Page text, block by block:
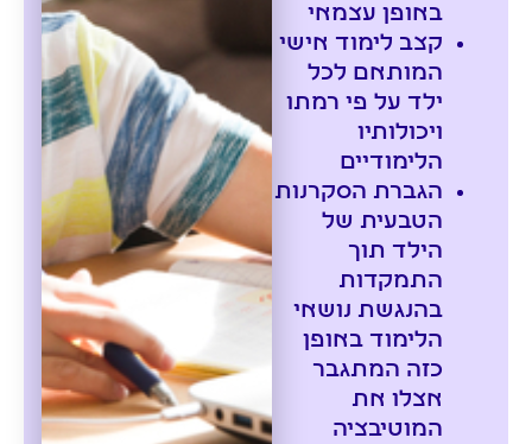
באופן עצמאי
קצב לימוד אישי
המותאם לכל
ילד על פי רמתו
ויכולותיו
הלימודיים
הגברת הסקרנות
הטבעית של
הילד תוך
התמקדות
בהנגשת נושאי
הלימוד באופן
כזה המתגבר
אצלו את
המוטיבציה